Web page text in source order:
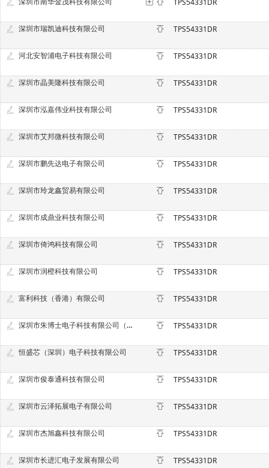
TPS54331DR
深圳市瑞凯迪科技有限公司 TPS54331DR
河北安智浦电子科技有限公司 TPS54331DR
深圳市晶美隆科技有限公司 TPS54331DR
深圳市泓嘉伟业科技有限公司 TPS54331DR
深圳市艾邦微科技有限公司 TPS54331DR
深圳市鹏先达电子有限公司 TPS54331DR
深圳市玲龙鑫贸易有限公司 TPS54331DR
深圳市成鼎业科技有限公司 TPS54331DR
深圳市倚鸿科技有限公司 TPS54331DR
深圳市润橙科技有限公司 TPS54331DR
富利科技（香港）有限公司 TPS54331DR
深圳市朱博士电子科技有限公司（原深圳市中意法电子科技有限公司） TPS54331DR
恒盛芯（深圳）电子科技有限公司 TPS54331DR
深圳市俊泰通科技有限公司 TPS54331DR
深圳市云泽拓展电子有限公司 TPS54331DR
深圳市杰旭鑫科技有限公司 TPS54331DR
深圳市长进汇电子发展有限公司 TPS54331DR